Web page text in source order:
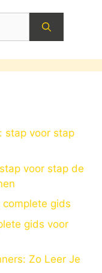
stap voor stap
voor stap de
gids
gids voor
Zo Leer Je